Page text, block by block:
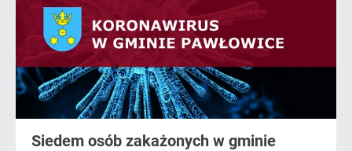
Siedem osób zakażonych w gminie